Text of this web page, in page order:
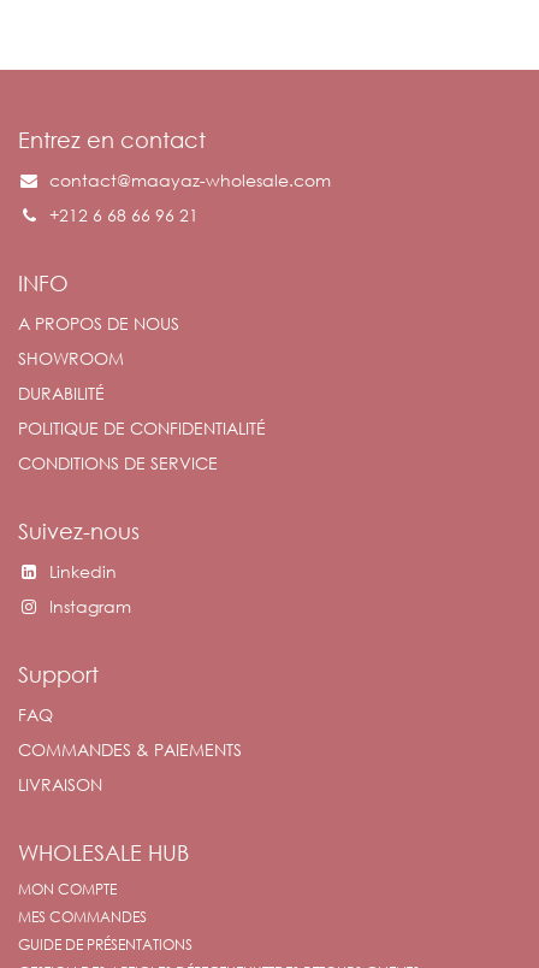
Entrez en contact
contact@maayaz-wholesale.com
+212 6 68 66 96 21
INFO
A PROPOS DE NOUS
SHOWROOM
DURABILITÉ
POLITIQUE DE CONFIDENTIALITÉ
CONDITIONS DE SERVICE
Suivez-nous
Linkedin
Instagram
Support
FAQ
COMMANDES & PAIEMENTS
LIVRAISON
WHOLESALE HUB
MON COMPTE
MES COMMANDES
GUIDE DE PRÉSENTATIONS